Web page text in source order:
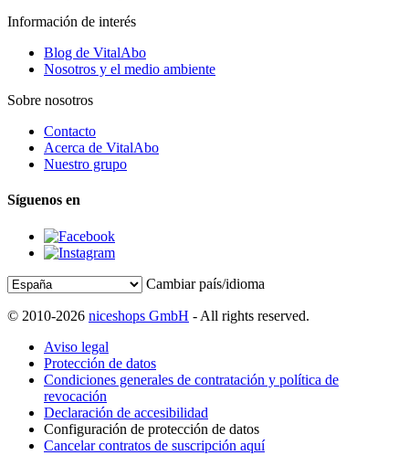
Información de interés
Blog de VitalAbo
Nosotros y el medio ambiente
Sobre nosotros
Contacto
Acerca de VitalAbo
Nuestro grupo
Síguenos en
Cambiar país/idioma
© 2010-2026 niceshops GmbH - All rights reserved.
Aviso legal
Protección de datos
Condiciones generales de contratación y política de
revocación
Declaración de accesibilidad
Configuración de protección de datos
Cancelar contratos de suscripción aquí